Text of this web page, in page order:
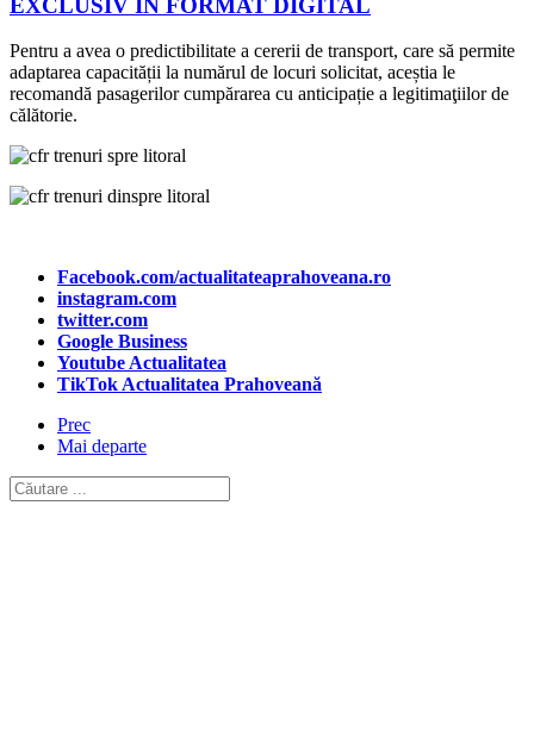
Pentru a avea o predictibilitate a cererii de transport, care să permite
adaptarea capacității la numărul de locuri solicitat, aceștia le
recomandă pasagerilor cumpărarea cu anticipație a legitimaţiilor de
călătorie.
Facebook.com/actualitateaprahoveana.ro
instagram.com
twitter.com
Google Business
Youtube Actualitatea
TikTok Actualitatea Prahoveană
Prec
Mai departe